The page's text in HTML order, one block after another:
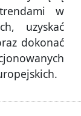
w
uzyskać
dokonać